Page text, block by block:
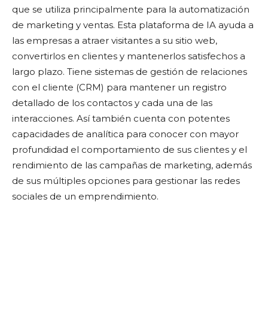
que se utiliza principalmente para la automatización
de marketing y ventas. Esta plataforma de IA ayuda a
las empresas a atraer visitantes a su sitio web,
convertirlos en clientes y mantenerlos satisfechos a
largo plazo. Tiene sistemas de gestión de relaciones
con el cliente (CRM) para mantener un registro
detallado de los contactos y cada una de las
interacciones. Así también cuenta con potentes
capacidades de analítica para conocer con mayor
profundidad el comportamiento de sus clientes y el
rendimiento de las campañas de marketing, además
de sus múltiples opciones para gestionar las redes
sociales de un emprendimiento.